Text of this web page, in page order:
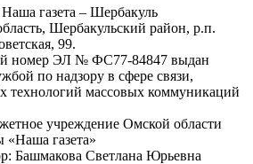
газета – Шербакуль
Шербакульский район, р.п.
99.
номер ЭЛ № ФС77-84847 выдан
по надзору в сфере связи,
технологий массовых коммуникаций
учреждение Омской области
«Наша газета»
Башмакова Светлана Юрьевна